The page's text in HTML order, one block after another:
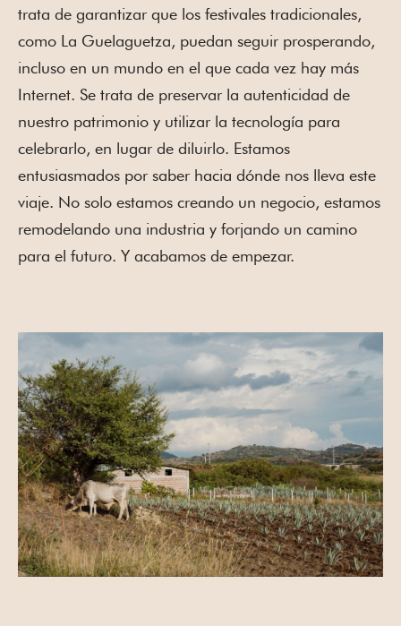
trata de garantizar que los festivales tradicionales,
como La Guelaguetza, puedan seguir prosperando,
incluso en un mundo en el que cada vez hay más
Internet. Se trata de preservar la autenticidad de
nuestro patrimonio y utilizar la tecnología para
celebrarlo, en lugar de diluirlo. Estamos
entusiasmados por saber hacia dónde nos lleva este
viaje. No solo estamos creando un negocio, estamos
remodelando una industria y forjando un camino
para el futuro. Y acabamos de empezar.